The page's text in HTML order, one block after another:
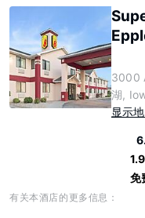
3000
湖,
显示
免
有关本酒店的更多信息：